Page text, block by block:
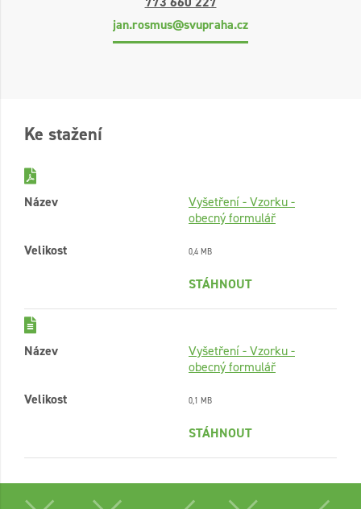
jan.rosmus@svupraha.cz
Ke stažení
Název
Vyšetření - Vzorku -
obecný formulář
Velikost
0,4 MB
STÁHNOUT
Název
Vyšetření - Vzorku -
obecný formulář
Velikost
0,1 MB
STÁHNOUT